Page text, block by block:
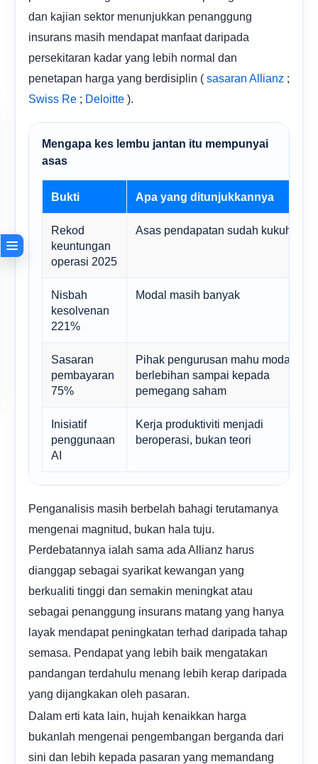
dan kajian sektor menunjukkan penanggung
insurans masih mendapat manfaat daripada
persekitaran kadar yang lebih normal dan
penetapan harga yang berdisiplin ( sasaran Allianz ;
Swiss Re ; Deloitte ).
Mengapa kes lembu jantan itu mempunyai
asas
Bukti Apa yang ditunjukkannya
Rekod
keuntungan
operasi 2025
Asas pendapatan sudah kukuh
Nisbah
kesolvenan
221%
Modal masih banyak
Sasaran
pembayaran
75%
Pihak pengurusan mahu modal
berlebihan sampai kepada
pemegang saham
Inisiatif
penggunaan
AI
Kerja produktiviti menjadi
beroperasi, bukan teori
Penganalisis masih berbelah bahagi terutamanya
mengenai magnitud, bukan hala tuju.
Perdebatannya ialah sama ada Allianz harus
dianggap sebagai syarikat kewangan yang
berkualiti tinggi dan semakin meningkat atau
sebagai penanggung insurans matang yang hanya
layak mendapat peningkatan terhad daripada tahap
semasa. Pendapat yang lebih baik mengatakan
pandangan terdahulu menang lebih kerap daripada
yang dijangkakan oleh pasaran.
Dalam erti kata lain, hujah kenaikkan harga
bukanlah mengenai pengembangan berganda dari
sini dan lebih kepada pasaran yang memandang